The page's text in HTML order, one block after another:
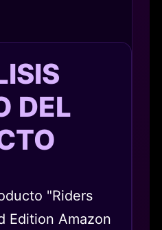
DEL
"Riders
Edition Amazon